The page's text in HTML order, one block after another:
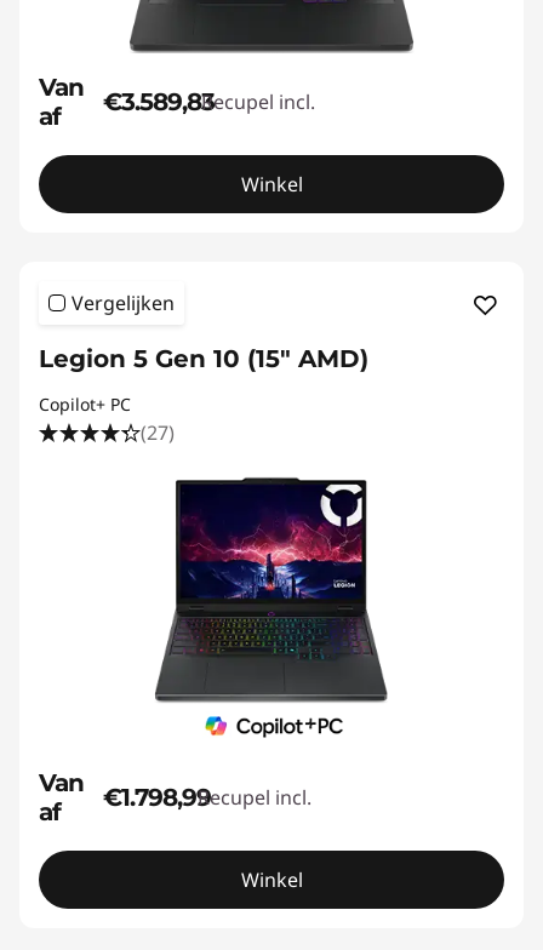
Van
af
€3.589,83Recupel incl.
Winkel
Vergelijken
Legion 5 Gen 10 (15" AMD)
Copilot+ PC
(27)
Van
af
€1.798,99Recupel incl.
Winkel